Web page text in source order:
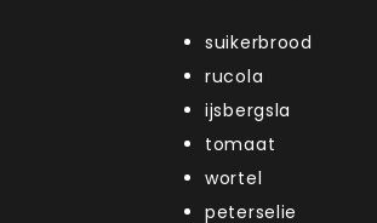
suikerbrood
rucola
ijsbergsla
tomaat
wortel
peterselie